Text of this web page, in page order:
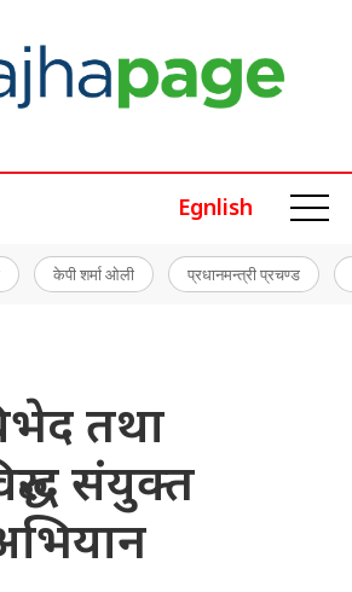
Egnlish
केपी शर्मा ओली प्रधानमन्त्री प्रचण्ड
तथा
संयुक्त